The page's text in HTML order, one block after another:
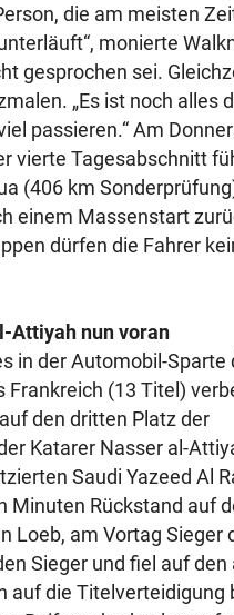
die am meisten
monierte
gesprochen sei.
„Es ist noch alles
passieren.“ Am
vierte Tagesabschnitt
(406 km
einem Massenstart
dürfen die Fahrer
Attiyah nun voran
in der Automobil-Sparte
Frankreich (13 Titel)
den dritten Platz der
Katarer Nasser al-
Saudi Yazeed Al
Minuten Rückstand auf
Loeb, am Vortag Sieger
Sieger und fiel auf den
auf die Titelverteidigung